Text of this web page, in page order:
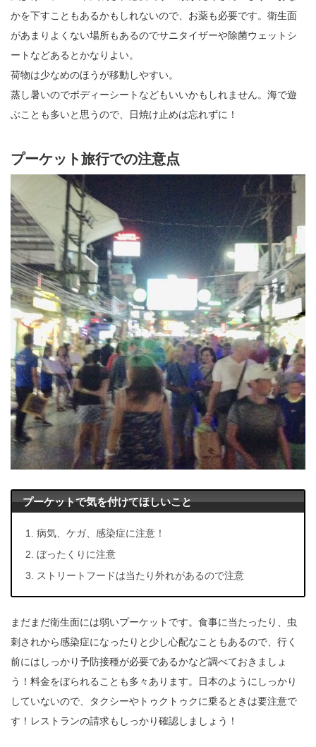
かを下すこともあるかもしれないので、お薬も必要です。衛生面
があまりよくない場所もあるのでサニタイザーや除菌ウェットシ
ートなどあるとかなりよい。
荷物は少なめのほうが移動しやすい。
蒸し暑いのでボディーシートなどもいいかもしれません。海で遊
ぶことも多いと思うので、日焼け止めは忘れずに！
プーケット旅行での注意点
プーケットで気を付けてほしいこと
病気、ケガ、感染症に注意！
ぼったくりに注意
ストリートフードは当たり外れがあるので注意
まだまだ衛生面には弱いプーケットです。食事に当たったり、虫
刺されから感染症になったりと少し心配なこともあるので、行く
前にはしっかり予防接種が必要であるかなど調べておきましょ
う！料金をぼられることも多々あります。日本のようにしっかり
していないので、タクシーやトゥクトゥクに乗るときは要注意で
す！レストランの請求もしっかり確認しましょう！